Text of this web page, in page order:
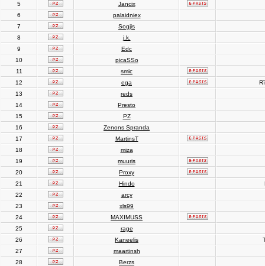
5
Jancix
6
palaidniex
7
Sogjis
8
j.k.
9
Edc
10
picaSSo
11
smic
12
ega
13
reds
14
Presto
15
PZ
16
Zenons Spranda
17
MartinsT
18
miza
19
muuris
20
Proxy
21
Hindo
22
arcy
23
xls99
24
MAXIMUSS
25
rage
26
Kaneelis
27
maartinsh
28
Berzs